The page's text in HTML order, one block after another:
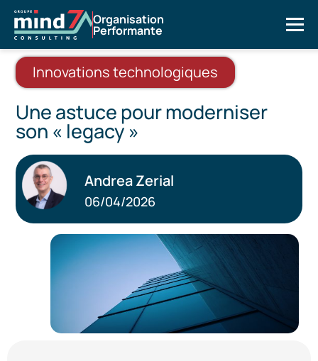
Organisation
Performante
Innovations technologiques
Une astuce pour moderniser
son « legacy »
Andrea Zerial
06/04/2026